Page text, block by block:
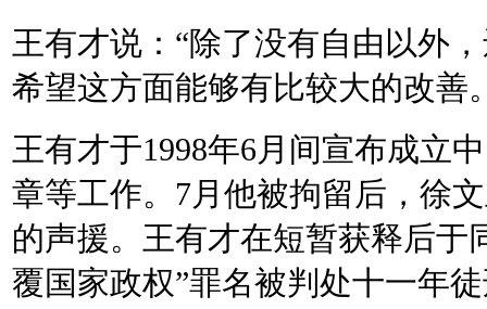
王有才说： “除了没有自由以外
希望这方面能够有比较大的改善
王有才于1998年6 月间宣布成立
章等工作。 7月他被拘留后，徐
的声援。王有才在短暂获释后于
覆国家政权”罪名被判处十一年